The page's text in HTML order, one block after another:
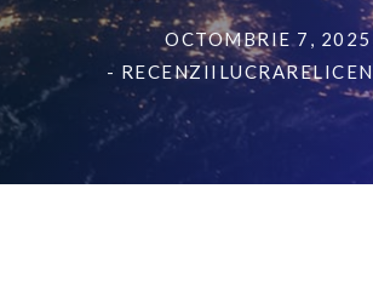
OCTOMBRIE 7, 2025
-